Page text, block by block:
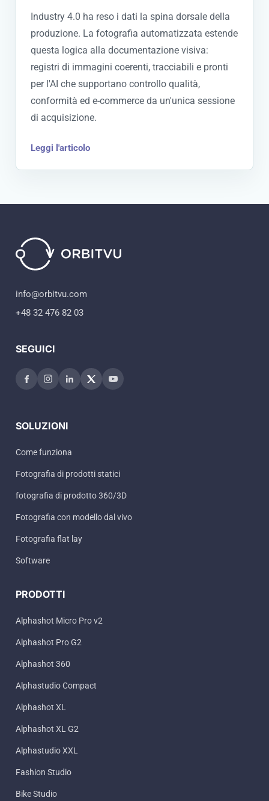
Industry 4.0 ha reso i dati la spina dorsale della
produzione. La fotografia automatizzata estende
questa logica alla documentazione visiva:
registri di immagini coerenti, tracciabili e pronti
per l'AI che supportano controllo qualità,
conformità ed e-commerce da un'unica sessione
di acquisizione.
Leggi l'articolo
info@orbitvu.com
+48 32 476 82 03
SEGUICI
SOLUZIONI
Come funziona
Fotografia di prodotti statici
fotografia di prodotto 360/3D
Fotografia con modello dal vivo
Fotografia flat lay
Software
PRODOTTI
Alphashot Micro Pro v2
Alphashot Pro G2
Alphashot 360
Alphastudio Compact
Alphashot XL
Alphashot XL G2
Alphastudio XXL
Fashion Studio
Bike Studio